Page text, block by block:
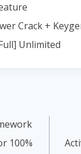
Crack +
Unlimited
100%